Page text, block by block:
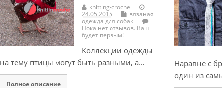
knitting-croche
24.05.2015
вязаная
одежда для собак
Пока нет отзывов. Ваш
будет первым!
Коллекции одежды
на тему птицы могут быть разными, а…
Полное описание
Наравне с
один из